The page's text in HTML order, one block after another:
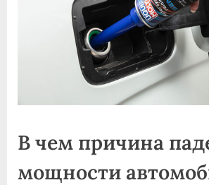
В чем причина
мощности